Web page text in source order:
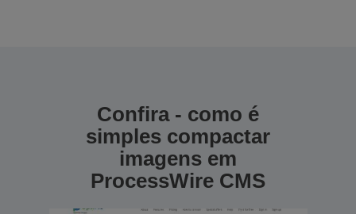
Confira - como é
simples compactar
imagens em
ProcessWire CMS